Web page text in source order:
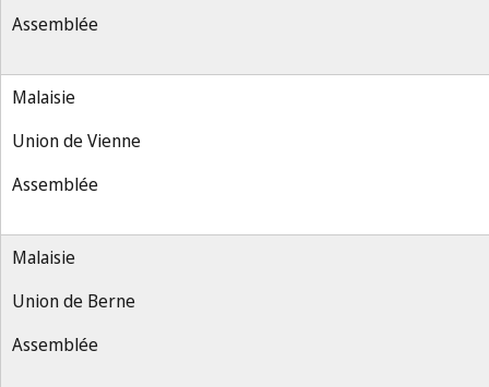
Assemblée
Malaisie
Union de Vienne
Assemblée
Malaisie
Union de Berne
Assemblée